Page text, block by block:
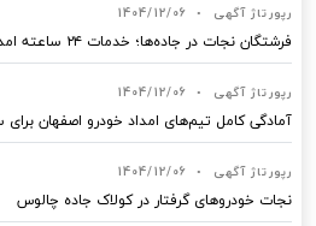
رپورتاژ آگهی •
1404/12/06
فرشتگان نجات در جاده‌ها؛ خدمات ۲۴ ساعته امداد خودرو سمنان
رپورتاژ آگهی •
1404/12/06
آمادگی کامل تیم‌های امداد خودرو اصفهان برای
رپورتاژ آگهی •
1404/12/06
نجات خودروهای گرفتار در کولاک جاده چالوس